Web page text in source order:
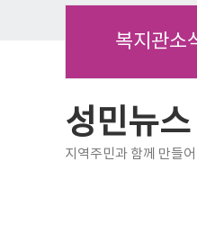
복지관소
성민뉴스
지역주민과 함께 만들